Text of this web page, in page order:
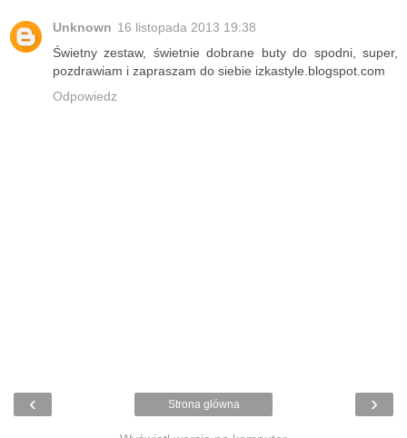
Unknown 16 listopada 2013 19:38
Świetny zestaw, świetnie dobrane buty do spodni, super,
pozdrawiam i zapraszam do siebie izkastyle.blogspot.com
Odpowiedz
‹ ›
Strona główna